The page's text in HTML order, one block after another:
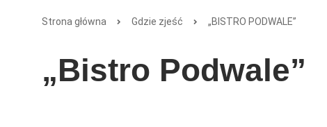
Strona główna Gdzie zjeść „BISTRO PODWALE”
„Bistro Podwale”